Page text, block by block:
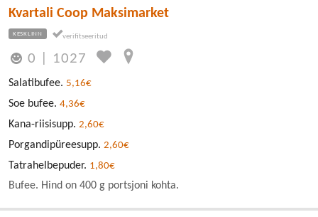
Kvartali Coop Maksimarket
KESKLINN
0 1027
Salatibufee. 5,16€
Soe bufee. 4,36€
Kana-riisisupp. 2,60€
Porgandipüreesupp. 2,60€
Tatrahelbepuder. 1,80€
Bufee. Hind on 400 g portsjoni kohta.